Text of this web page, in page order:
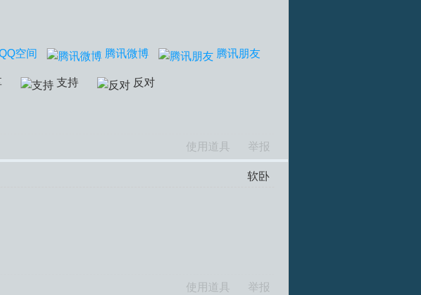
空间 腾讯微博 腾讯朋友
支持 反对
使用道具 举报
软卧
使用道具 举报